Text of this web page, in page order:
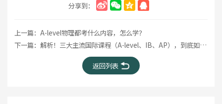
分享到：
上一篇： A-level物理都考什么内容，怎么学？
下一篇： 解析！三大主流国际课程（A-level、IB、AP），到底如何选择？
返回列表